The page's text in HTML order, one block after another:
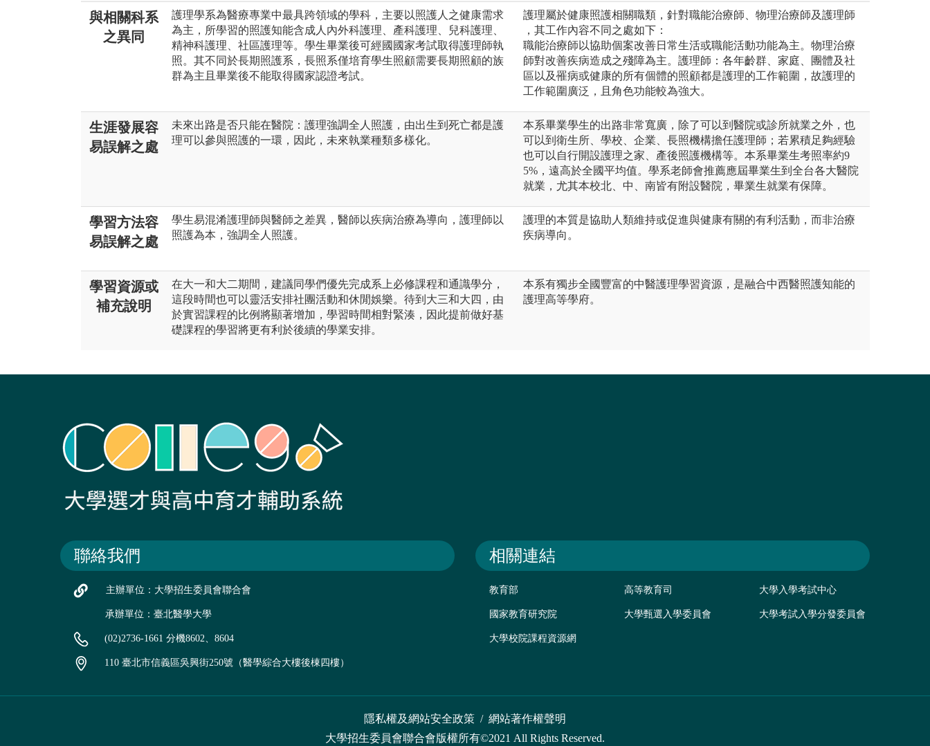
與相關科系
之異同
護理學系為醫療專業中最具跨領域的學科，主要以照護人之健康需求
為主，所學習的照護知能含成人內外科護理、產科護理、兒科護理、
精神科護理、社區護理等。學生畢業後可經國國家考試取得護理師執
照。其不同於長期照護系，長照系僅培育學生照顧需要長期照顧的族
群為主且畢業後不能取得國家認證考試。
護理屬於健康照護相關職類，針對職能治療師、物理治療師及護理師
，其工作內容不同之處如下：
職能治療師以協助個案改善日常生活或職能活動功能為主。物理治療
師對改善疾病造成之殘障為主。護理師：各年齡群、家庭、團體及社
區以及罹病或健康的所有個體的照顧都是護理的工作範圍，故護理的
工作範圍廣泛，且角色功能較為強大。
生涯發展容
易誤解之處
未來出路是否只能在醫院：護理強調全人照護，由出生到死亡都是護
理可以參與照護的一環，因此，未來執業種類多樣化。
本系畢業學生的出路非常寬廣，除了可以到醫院或診所就業之外，也
可以到衛生所、學校、企業、長照機構擔任護理師；若累積足夠經驗
也可以自行開設護理之家、產後照護機構等。本系畢業生考照率約9
5%，遠高於全國平均值。學系老師會推薦應屆畢業生到全台各大醫院
就業，尤其本校北、中、南皆有附設醫院，畢業生就業有保障。
學習方法容
易誤解之處
學生易混淆護理師與醫師之差異，醫師以疾病治療為導向，護理師以
照護為本，強調全人照護。
護理的本質是協助人類維持或促進與健康有關的有利活動，而非治療
疾病導向。
學習資源或
補充說明
在大一和大二期間，建議同學們優先完成系上必修課程和通識學分，
這段時間也可以靈活安排社團活動和休閒娛樂。待到大三和大四，由
於實習課程的比例將顯著增加，學習時間相對緊湊，因此提前做好基
礎課程的學習將更有利於後續的學業安排。
本系有獨步全國豐富的中醫護理學習資源，是融合中西醫照護知能的
護理高等學府。
聯絡我們
主辦單位：大學招生委員會聯合會
承辦單位：臺北醫學大學
(02)2736-1661 分機8602、8604
110 臺北市信義區吳興街250號（醫學綜合大樓後棟四樓）
相關連結
教育部 高等教育司 大學入學考試中心
國家教育研究院 大學甄選入學委員會 大學考試入學分發委員會
大學校院課程資源網
隱私權及網站安全政策 / 網站著作權聲明
大學招生委員會聯合會版權所有©2021 All Rights Reserved.